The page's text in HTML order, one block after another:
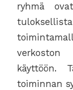
ryhmä
käyttöön.
toiminnan